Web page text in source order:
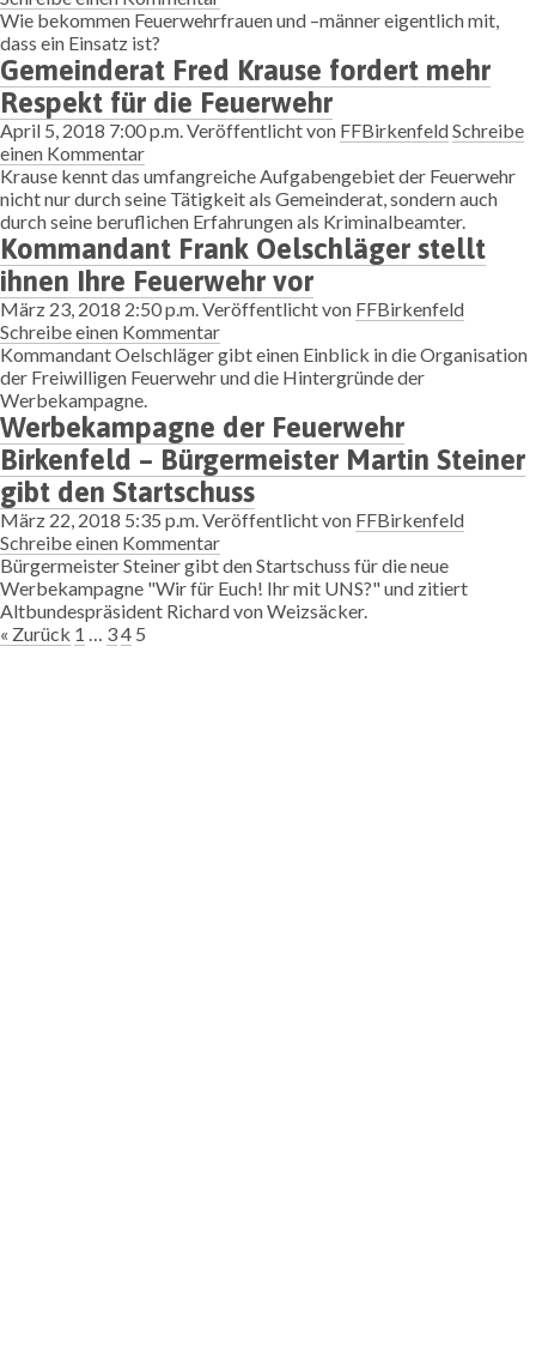
Wie bekommen Feuerwehrfrauen und –männer eigentlich mit,
dass ein Einsatz ist?
Gemeinderat Fred Krause fordert mehr
Respekt für die Feuerwehr
April 5, 2018 7:00 p.m.Veröffentlicht von FFBirkenfeldSchreibe
einen Kommentar
Krause kennt das umfangreiche Aufgabengebiet der Feuerwehr
nicht nur durch seine Tätigkeit als Gemeinderat, sondern auch
durch seine beruflichen Erfahrungen als Kriminalbeamter.
Kommandant Frank Oelschläger stellt
ihnen Ihre Feuerwehr vor
März 23, 2018 2:50 p.m.Veröffentlicht von FFBirkenfeld
Schreibe einen Kommentar
Kommandant Oelschläger gibt einen Einblick in die Organisation
der Freiwilligen Feuerwehr und die Hintergründe der
Werbekampagne.
Werbekampagne der Feuerwehr
Birkenfeld – Bürgermeister Martin Steiner
gibt den Startschuss
März 22, 2018 5:35 p.m.Veröffentlicht von FFBirkenfeld
Schreibe einen Kommentar
Bürgermeister Steiner gibt den Startschuss für die neue
Werbekampagne "Wir für Euch! Ihr mit UNS?" und zitiert
Altbundespräsident Richard von Weizsäcker.
« Zurück 1 … 34 5